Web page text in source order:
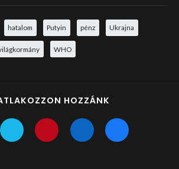
hatalom Putyin pénz Ukrajna
WHO
HOZZÁNK